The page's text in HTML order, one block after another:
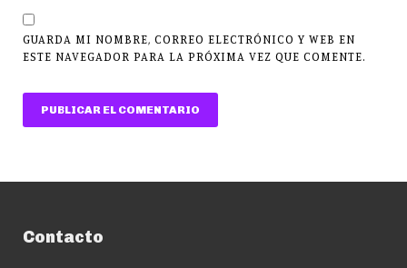
GUARDA MI NOMBRE, CORREO ELECTRÓNICO Y WEB EN
ESTE NAVEGADOR PARA LA PRÓXIMA VEZ QUE COMENTE.
Contacto